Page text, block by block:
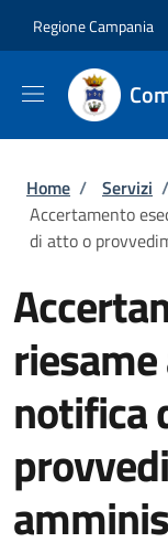
Regione Campania
Briciole
Home / Servizi /
Accertamento
di atto o
notifica